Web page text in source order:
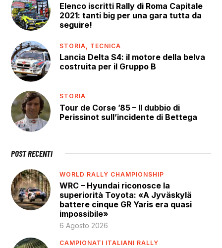
Elenco iscritti Rally di Roma Capitale
2021: tanti big per una gara tutta da
seguire!
STORIA, TECNICA
Lancia Delta S4: il motore della belva
costruita per il Gruppo B
STORIA
Tour de Corse ’85 – Il dubbio di
Perissinot sull’incidente di Bettega
POST RECENTI
WORLD RALLY CHAMPIONSHIP
WRC – Hyundai riconosce la
superiorità Toyota: «A Jyväskylä
battere cinque GR Yaris era quasi
impossibile»
6 Agosto 2026
CAMPIONATI ITALIANI RALLY